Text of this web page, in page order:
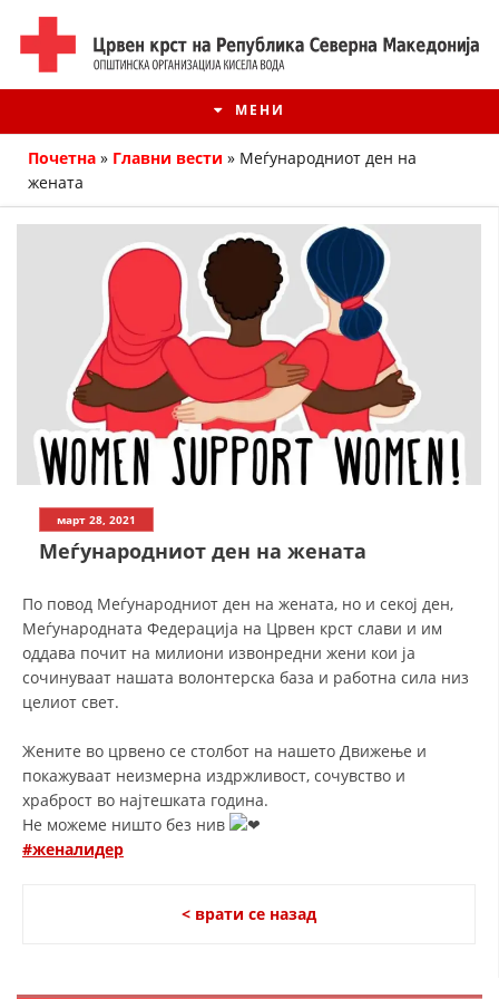
МЕНИ
ИСТОРИЈАТ НА ЦКРМ
ИСТОРИЈАТ НА ДВИЖЕЊЕТО
СТРУКТУРА НА ОРГАНИЗАЦИЈАТА
КОНТАКТ ИНФОРМАЦИИ
ЗАКОН ЗА ЦКРМ
Почетна » Главни вести » Меѓународниот ден на
жената
март 28, 2021
Меѓународниот ден на жената
По повод Меѓународниот ден на жената, но и секој ден,
Меѓународната Федерација на Црвен крст слави и им
оддава почит на милиони извонредни жени кои ја
сочинуваат нашата волонтерска база и работна сила низ
целиот свет.
Жените во црвено се столбот на нашето Движење и
покажуваат неизмерна издржливост, сочувство и
храброст во најтешката година.
Не можеме ништо без нив
#женалидер
< врати се назад